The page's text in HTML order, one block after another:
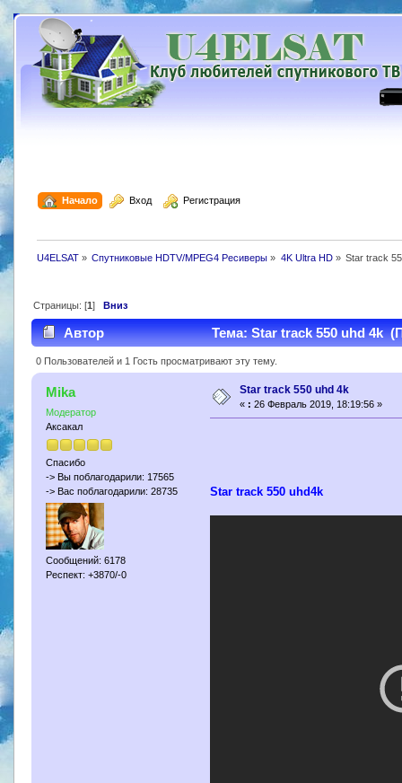
Начало Вход Регистрация
U4ELSAT» Спутниковые HDTV/MPEG4 Ресиверы » 4K Ultra HD» Star track
Страницы: [1] Вниз
Автор Тема: Star track 550 uhd 4k
0 Пользователей и 1 Гость просматривают эту тему.
Mika
Модератор
Аксакал
Спасибо
-> Вы поблагодарили: 17565
-> Вас поблагодарили: 28735
Сообщений: 6178
Респект: +3870/-0
Star track 550 uhd 4k
« : 26 Февраль 2019, 18:19:56 »
Star track 550 uhd4k